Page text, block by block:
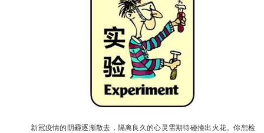
新冠疫情的阴霾逐渐散去，隔离良久的心灵需期待碰撞出火花。你想检